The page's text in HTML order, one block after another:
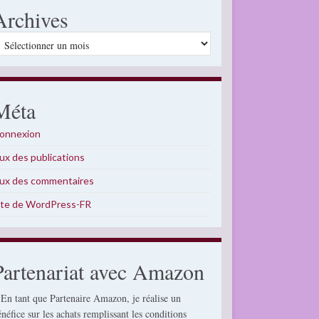
des publications
des commentaires
de WordPress-FR
avec Amazon
tant que Partenaire Amazon, je réalise un
sur les achats remplissant les conditions